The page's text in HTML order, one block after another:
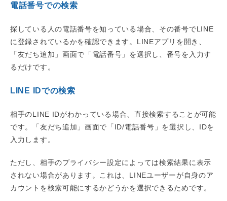
電話番号での検索
探している人の電話番号を知っている場合、その番号でLINE
に登録されているかを確認できます。LINEアプリを開き、
「友だち追加」画面で「電話番号」を選択し、番号を入力す
るだけです。
LINE IDでの検索
相手のLINE IDがわかっている場合、直接検索することが可能
です。「友だち追加」画面で「ID/電話番号」を選択し、IDを
入力します。
ただし、相手のプライバシー設定によっては検索結果に表示
されない場合があります。これは、LINEユーザーが自身のア
カウントを検索可能にするかどうかを選択できるためです。